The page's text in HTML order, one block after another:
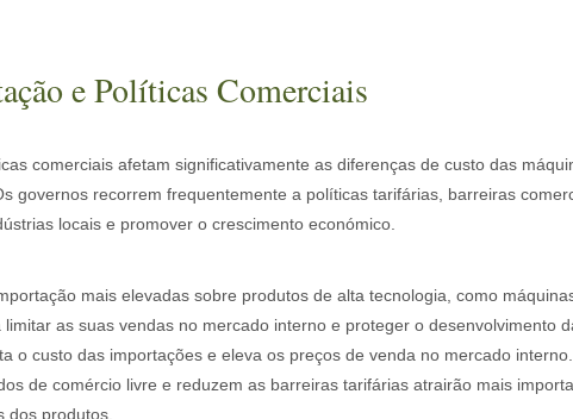
e Políticas Comerciais
comerciais afetam significativamente as diferenças de custo das
governos recorrem frequentemente a políticas tarifárias, barreiras
locais e promover o crescimento económico.
mais elevadas sobre produtos de alta tecnologia, como
as suas vendas no mercado interno e proteger o desenvolvimento
o custo das importações e eleva os preços de venda no mercado
de comércio livre e reduzem as barreiras tarifárias atrairão mais
dos produtos.